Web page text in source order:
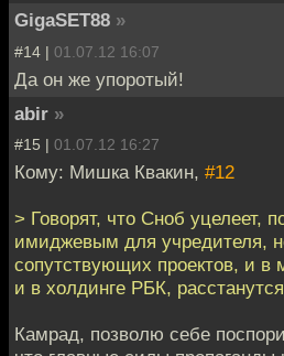
GigaSET88 »
#14 | 01.07.12 16:07
Да он же упоротый!
abir »
#15 | 01.07.12 16:27
Кому: Мишка Квакин, #12
> Говорят, что Сноб уцелеет,
имиджевым для учредителя,
сопутствующих проектов, и в
и в холдинге РБК,
Камрад, позволю себе